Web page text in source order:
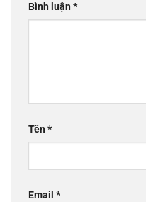
Bình luận*
Tên*
Email *